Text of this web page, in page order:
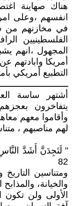
هناك صهاينة
انفسهم ،وعلى
في مخازنهم من
الفلسطينيين
المجهول ،انهم
أمريكا وابادتهم
التطبيع أمريكي
أشتهر ساسة
يتفاخرون
وأقاموا معهم
لهم مناصبهم ،
" لَتَجِدَنَّ أَشَدَّ النَّاسِ
82
ومتناسين التاريخ
والخيانة،
الأولى ولن تكون